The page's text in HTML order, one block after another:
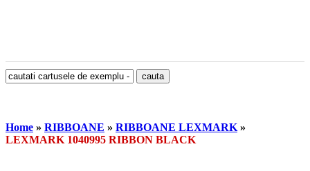
Home » RIBBOANE » RIBBOANE LEXMARK »
LEXMARK 1040995 RIBBON BLACK